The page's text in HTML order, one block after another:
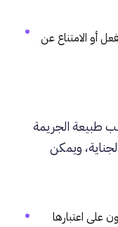
أو الامتناع عن
طبيعة الجريمة
ويمكن
على اعتبارها